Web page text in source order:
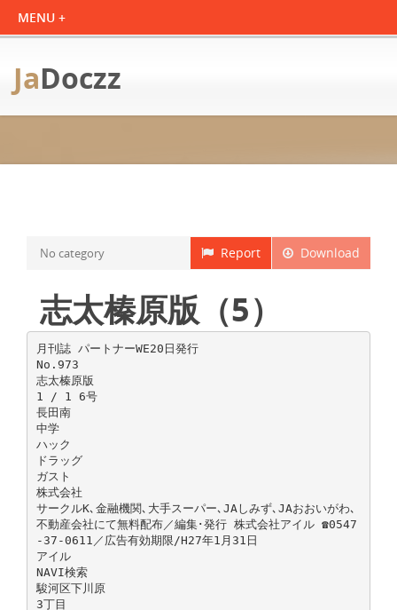
JaDoczz
Download
Report
No category
志太榛原版（5）
月刊誌 パートナーWE20日発行
No.973
志太榛原版
1 / 1 6号
長田南
中学
ハック
ドラッグ
ガスト
株式会社
サークルK､金融機関､大手スーパー､JAしみず､JAおおいがわ､
不動産会社にて無料配布／編集･発行 株式会社アイル ☎0547
-37-0611／広告有効期限/H27年1月31日
アイル
NAVI検索
駿河区下川原
3丁目